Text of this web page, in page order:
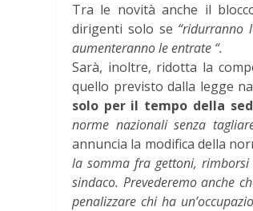
Tra le novità anche il
dirigenti solo se “ridurranno
aumenteranno le entrate “.
Sarà, inoltre, ridotta la
quello previsto dalla legge
solo per il tempo della
norme nazionali senza
annuncia la modifica della
la somma fra gettoni,
sindaco. Prevederemo anche
penalizzare chi ha